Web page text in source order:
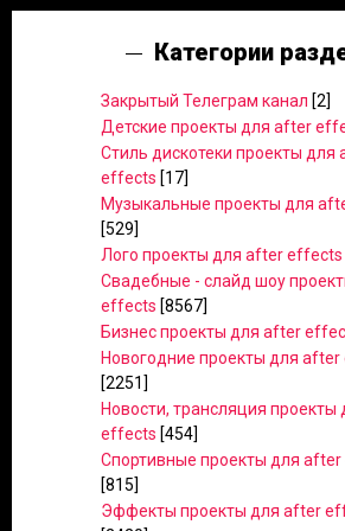
Категории
Закрытый Телеграм канал [2]
Детские проекты для after
Стиль дискотеки проекты для
effects [17]
Музыкальные проекты для
[529]
Лого проекты для after effects
Свадебные - слайд шоу
effects [8567]
Бизнес проекты для after
Новогодние проекты для
[2251]
Новости, трансляция
effects [454]
Спортивные проекты для
[815]
Эффекты проекты для after